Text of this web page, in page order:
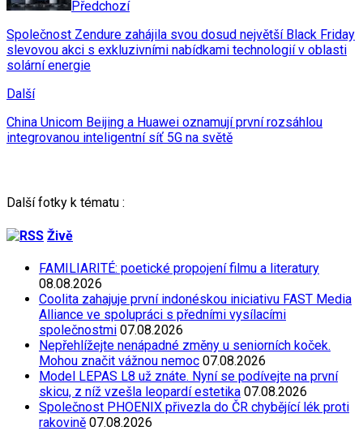
Předchozí
Společnost Zendure zahájila svou dosud největší Black Friday
slevovou akci s exkluzivními nabídkami technologií v oblasti
solární energie
Další
China Unicom Beijing a Huawei oznamují první rozsáhlou
integrovanou inteligentní síť 5G na světě
Další fotky k tématu :
Živě
FAMILIARITÉ: poetické propojení filmu a literatury
08.08.2026
Coolita zahajuje první indonéskou iniciativu FAST Media
Alliance ve spolupráci s předními vysílacími
společnostmi 07.08.2026
Nepřehlížejte nenápadné změny u seniorních koček.
Mohou značit vážnou nemoc 07.08.2026
Model LEPAS L8 už znáte. Nyní se podívejte na první
skicu, z níž vzešla leopardí estetika 07.08.2026
Společnost PHOENIX přivezla do ČR chybějící lék proti
rakovině 07.08.2026